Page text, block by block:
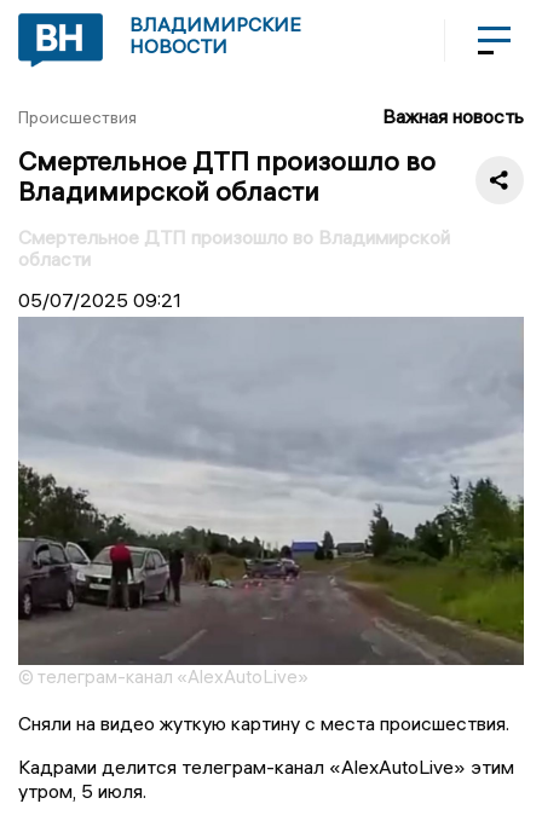
ВЛАДИМИРСКИЕ
НОВОСТИ
Происшествия Важная новость
Смертельное ДТП произошло во
Владимирской области
Смертельное ДТП произошло во Владимирской
области
05/07/2025 09:21
© телеграм-канал «AlexAutoLive»
Сняли на видео жуткую картину с места происшествия.
Кадрами делится телеграм-канал «AlexAutoLive» этим
утром, 5 июля.